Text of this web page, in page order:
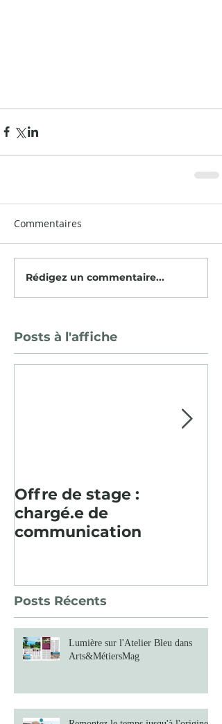
Commentaires
Rédigez un commentaire...
Posts à l'affiche
Offre de stage :
chargé.e de
communication
Posts Récents
Lumière sur l'Atelier Bleu dans
Arts&MétiersMag